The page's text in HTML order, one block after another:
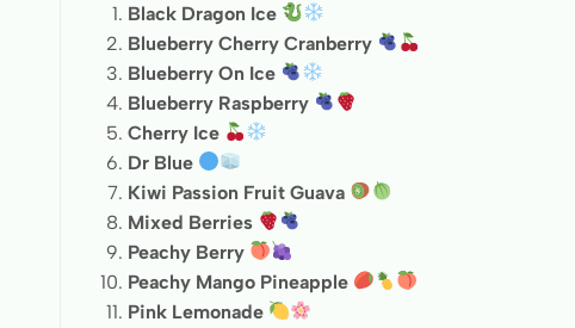
Black Dragon Ice
Blueberry Cherry Cranberry
Blueberry On Ice
Blueberry Raspberry
Cherry Ice
Dr Blue
Kiwi Passion Fruit Guava
Mixed Berries
Peachy Berry
Peachy Mango Pineapple
Pink Lemonade